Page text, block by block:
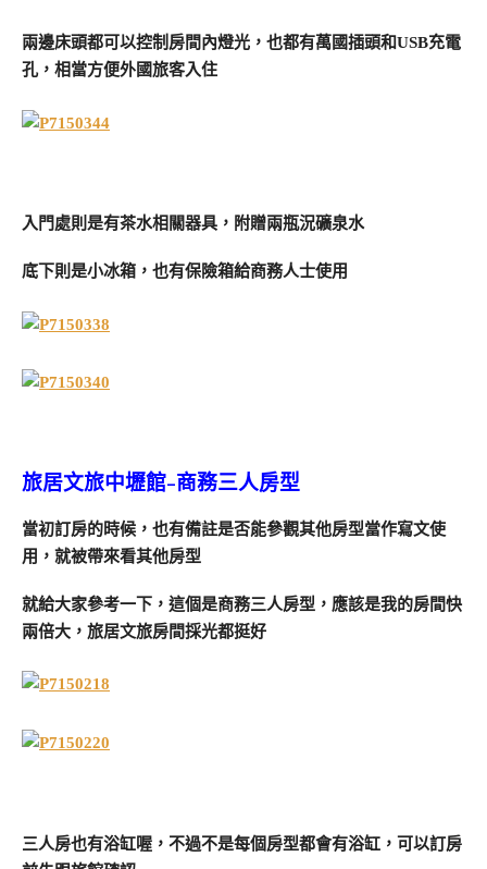
兩邊床頭都可以控制房間內燈光，也都有萬國插頭和USB充電
孔，相當方便外國旅客入住
入門處則是有茶水相關器具，附贈兩瓶況礦泉水
底下則是小冰箱，也有保險箱給商務人士使用
旅居文旅中壢館-商務三人房型
當初訂房的時候，也有備註是否能參觀其他房型當作寫文使
用，就被帶來看其他房型
就給大家參考一下，這個是商務三人房型，應該是我的房間快
兩倍大，旅居文旅房間採光都挺好
三人房也有浴缸喔，不過不是每個房型都會有浴缸，可以訂房